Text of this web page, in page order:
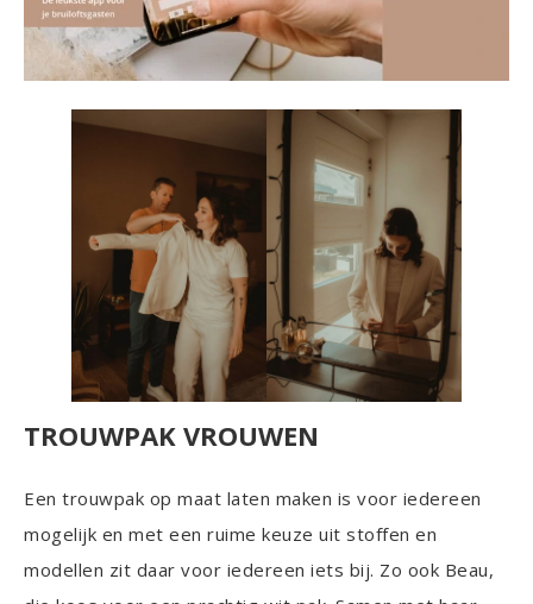
TROUWPAK VROUWEN
Een trouwpak op maat laten maken is voor iedereen
mogelijk en met een ruime keuze uit stoffen en
modellen zit daar voor iedereen iets bij. Zo ook Beau,